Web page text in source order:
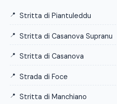
Stritta di Piantuleddu
Stritta di Casanova Supranu
Stritta di Casanova
Strada di Foce
Stritta di Manchiano